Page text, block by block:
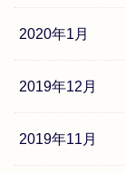
2020年1月
2019年12月
2019年11月